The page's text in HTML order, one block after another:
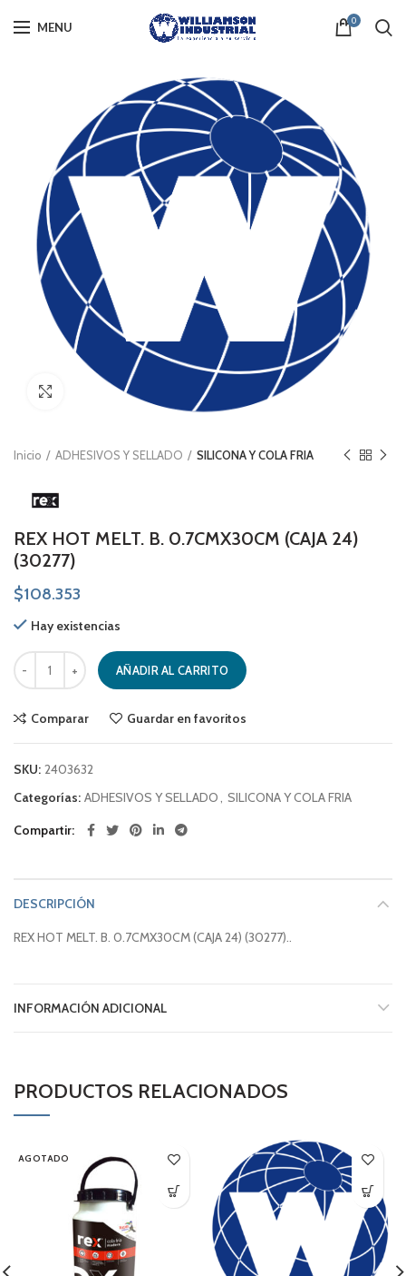
MENU 0
Click to enlarge
Inicio ADHESIVOS Y SELLADO SILICONA Y COLA FRIA
REX HOT MELT. B. 0.7CMX30CM (CAJA 24)
(30277)
$108.353
Hay existencias
REX HOT MELT. B. 0.7CMX30CM (CAJA 24) (30277) cantidad
AÑADIR AL CARRITO
Comparar Guardar en favoritos
SKU: 2403632
Categorías: ADHESIVOS Y SELLADO, SILICONA Y COLA FRIA
Compartir
DESCRIPCIÓN
REX HOT MELT. B. 0.7CMX30CM (CAJA 24) (30277)..
INFORMACIÓN ADICIONAL
PRODUCTOS RELACIONADOS
AGOTADO